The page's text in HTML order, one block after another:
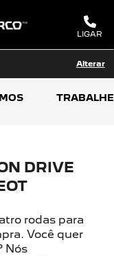
LIGAR
Alterar
DRIVE
rodas para
Você quer
Nós